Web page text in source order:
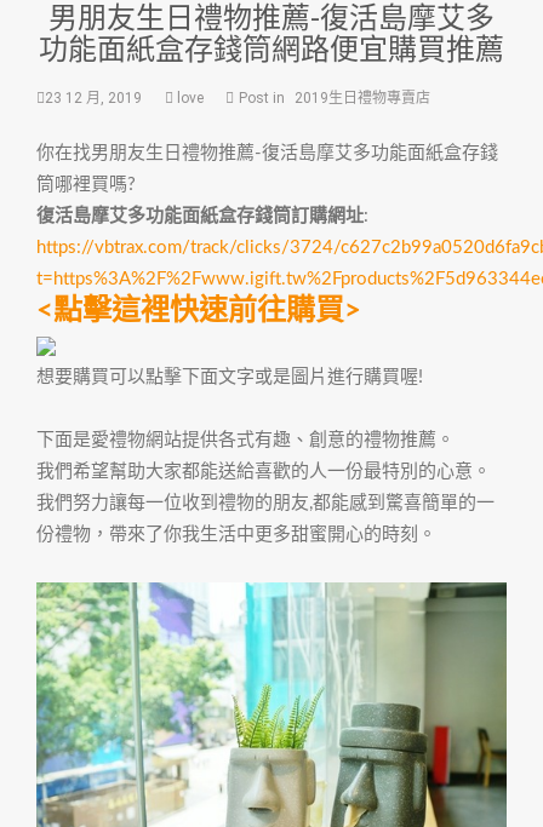
男朋友生日禮物推薦-復活島摩艾多
功能面紙盒存錢筒網路便宜購買推薦
23 12 月, 2019 love Post in 2019生日禮物專賣店
你在找男朋友生日禮物推薦-復活島摩艾多功能面紙盒存錢
筒哪裡買嗎?
復活島摩艾多功能面紙盒存錢筒訂購網址:
https://vbtrax.com/track/clicks/3724/
<點擊這裡快速前往購買>
想要購買可以點擊下面文字或是圖片進行購買喔!
下面是愛禮物網站提供各式有趣、創意的禮物推薦。
我們希望幫助大家都能送給喜歡的人一份最特別的心意。
我們努力讓每一位收到禮物的朋友,都能感到驚喜簡單的一
份禮物，帶來了你我生活中更多甜蜜開心的時刻。